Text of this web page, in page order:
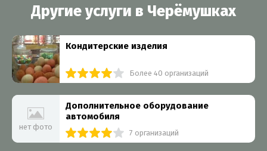
Другие услуги в Черёмушках
Кондитерские изделия
Более 40 организаций
нет фото
Дополнительное оборудование
автомобиля
7 организаций